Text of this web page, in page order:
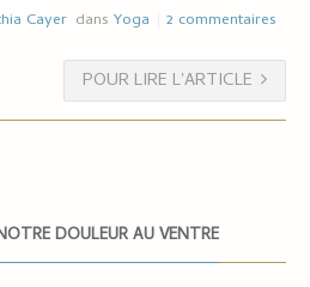
Cayer dansYoga 2 commentaires
POUR LIRE L'ARTICLE
DOULEUR AU VENTRE